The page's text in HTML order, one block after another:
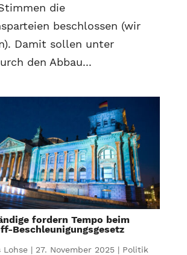
die
beschlossen (wir
Damit sollen unter
den Abbau...
fordern Tempo beim
Beschleunigungsgesetz
Lohse| 27. November 2025| Politik